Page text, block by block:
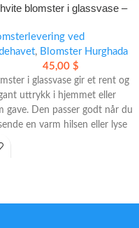
blomster i glassvase –
ved
, Blomster Hurghada
45,00 $
i glassvase gir et rent og
uttrykk i hjemmet eller
gave. Den passer godt når du
en varm hilsen eller lyse
hvite blomster i stilren